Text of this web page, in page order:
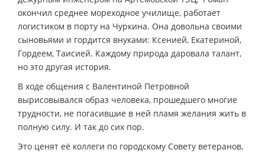
окончил среднее мореходное училище, работает
логистиком в порту на Чуркина. Она довольна своими
сыновьями и гордится внуками: Ксенией, Екатериной,
Гордеем, Таисией. Каждому природа даровала талант,
но это другая история.
В ходе общения с Валентиной Петровной
вырисовывался образ человека, прошедшего многие
трудности, не погасившие в ней пламя желания жить в
полную силу. И так до сих пор.
Это ценят её коллеги по городскому Совету ветеранов,